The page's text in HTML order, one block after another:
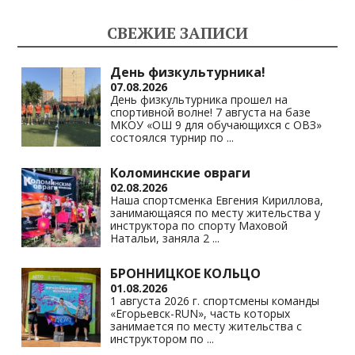
as
s
ni
ki
a
m
A
p
p
Li
n
k
СВЕЖИЕ ЗАПИСИ
День физкультурника!
07.08.2026
День физкультурника прошел на
спортивной волне! 7 августа на базе
МКОУ «ОШ 9 для обучающихся с ОВЗ»
состоялся турнир по ...
Коломинские овраги
02.08.2026
Наша спортсменка Евгения Кириллова,
занимающаяся по месту жительства у
инструктора по спорту Маховой
Натальи, заняла 2 ...
БРОННИЦКОЕ КОЛЬЦО
01.08.2026
1 августа 2026 г. спортсмены команды
«Егорьевск-RUN», часть которых
занимается по месту жительства с
инструктором по ...